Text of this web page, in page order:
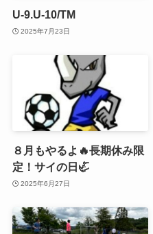
U-9.U-10/TM
2025年7月23日
８月もやるよ🔥長期休み限
定！サイの日🦏
2025年6月27日